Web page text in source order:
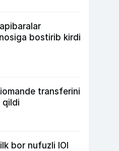
bostirib kirdi
transferini
qildi
bor nufuzli IOI